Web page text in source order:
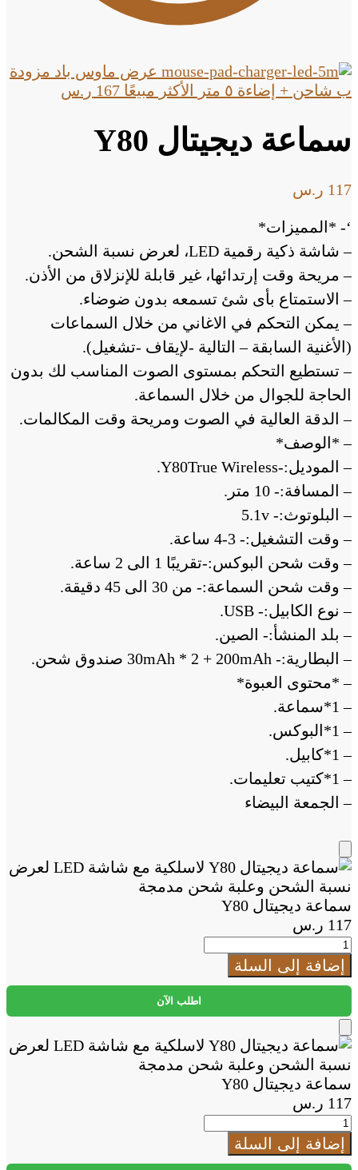
عرض ماوس باد مزودة
ب شاحن + إضاءة ٥ متر الأكثر مبيعًا
167 ر.س
سماعة ديجيتال Y80
117 ر.س
‘- *المميزات*
– شاشة ذكية رقمية LED، لعرض نسبة الشحن.
– مريحة وقت إرتدائها، غير قابلة للإنزلاق من الأذن.
– الاستمتاع بأى شئ تسمعه بدون ضوضاء.
– يمكن التحكم في الاغاني من خلال السماعات
(الأغنية السابقة – التالية -لإيقاف -تشغيل).
– تستطيع التحكم بمستوى الصوت المناسب لك بدون
الحاجة للجوال من خلال السماعة.
– الدقة العالية في الصوت ومريحة وقت المكالمات.
– *الوصف*
– الموديل:-Y80True Wireless.
– المسافة:- 10 متر.
– البلوتوث:- 5.1v
– وقت التشغيل:- 3-4 ساعة.
– وقت شحن البوكس:-تقريبًا 1 الى 2 ساعة.
– وقت شحن السماعة:- من 30 الى 45 دقيقة.
– نوع الكابيل:- USB.
– بلد المنشأ:- الصين.
– البطارية:- 30mAh * 2 + 200mAh صندوق شحن.
– *محتوى العبوة*
– 1*سماعة.
– 1*البوكس.
– 1*كابيل.
– 1*كتيب تعليمات.
– الجمعة البيضاء
Add
to
Cart
سماعة ديجيتال Y80
117 ر.س
كمية
سماعة
ديجيتال
إضافة إلى السلة
اطلب الآن
Add
to
Cart
سماعة ديجيتال Y80
117 ر.س
كمية
سماعة
ديجيتال
إضافة إلى السلة